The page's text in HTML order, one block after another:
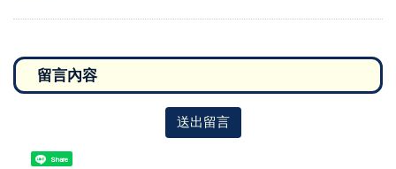
送出留言
Share